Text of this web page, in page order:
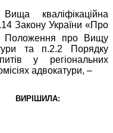
кваліфікаційна
Закону України «Про
Положення про Вищу
та п.2.2 Порядку
у регіональних
адвокатури, –
ВИРІШИЛА: